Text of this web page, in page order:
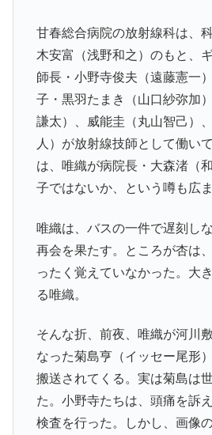
甘春総合病院の放射線科は、
木安富（浅野和之） のもと、
師長・ 小野寺俊夫（遠藤憲一）
子・ 黒羽たまき（山口紗弥加）
謙太）、威能圭（丸山智己）
人）が放射線技師として働い
は、唯織が病院長・ 大森渚（
子ではないか、という噂も広ま
唯織は、バスの一件で遅刻し
再会を果たす。ところが杏は
ったく覚えていなかった。大
る唯織。
そんな折、前夜、唯織が河川
なった菊島亨（イッセー尾形
搬送されてくる。実は菊島は
た。小野寺たちは、頭痛を訴
検査を行った。しかし、画像